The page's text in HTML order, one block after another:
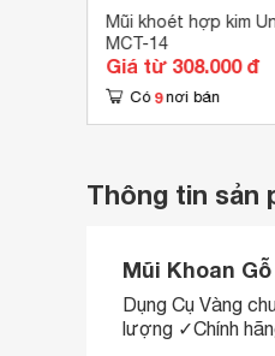
Mũi khoét hợp kim
MCT-14
Giá từ 308.000 đ
Có 9 nơi bán
Thông tin sản
Mũi Khoan Gỗ
Dụng Cụ Vàng
lượng ✓Chính